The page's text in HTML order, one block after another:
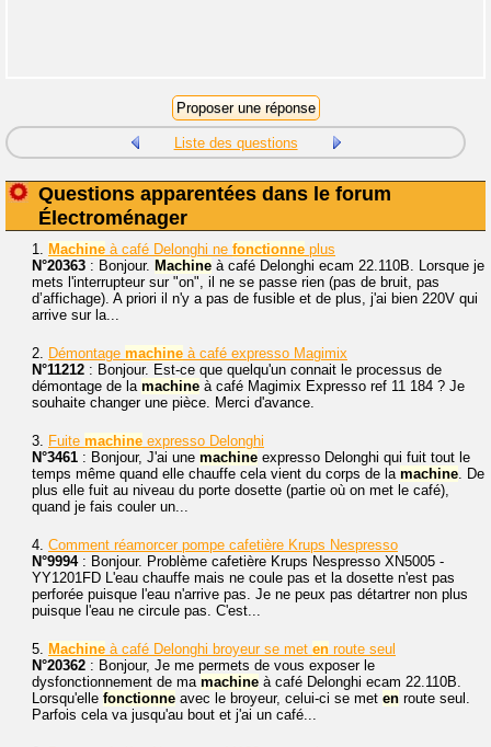
Liste des questions
Questions apparentées dans le forum
Électroménager
1. Machine à café Delonghi ne fonctionne plus
N°20363 : Bonjour. Machine à café Delonghi ecam 22.110B. Lorsque je
mets l'interrupteur sur "on", il ne se passe rien (pas de bruit, pas
d’affichage). A priori il n'y a pas de fusible et de plus, j'ai bien 220V qui
arrive sur la...
2. Démontage machine à café expresso Magimix
N°11212 : Bonjour. Est-ce que quelqu'un connait le processus de
démontage de la machine à café Magimix Expresso ref 11 184 ? Je
souhaite changer une pièce. Merci d'avance.
3. Fuite machine expresso Delonghi
N°3461 : Bonjour, J'ai une machine expresso Delonghi qui fuit tout le
temps même quand elle chauffe cela vient du corps de la machine. De
plus elle fuit au niveau du porte dosette (partie où on met le café),
quand je fais couler un...
4. Comment réamorcer pompe cafetière Krups Nespresso
N°9994: Bonjour. Problème cafetière Krups Nespresso XN5005 -
YY1201FD L'eau chauffe mais ne coule pas et la dosette n'est pas
perforée puisque l'eau n'arrive pas. Je ne peux pas détartrer non plus
puisque l'eau ne circule pas. C'est...
5. Machine à café Delonghi broyeur se met en route seul
N°20362 : Bonjour, Je me permets de vous exposer le
dysfonctionnement de ma machine à café Delonghi ecam 22.110B.
Lorsqu'elle fonctionne avec le broyeur, celui-ci se met en route seul.
Parfois cela va jusqu'au bout et j'ai un café...